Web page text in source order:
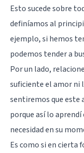
Esto sucede sobre
definíamos al
ejemplo, si hemos
podemos tender a
Por un lado,
suficiente el amor ni
sentiremos que este
porque así lo aprendí
necesidad en su
Es como si en cierta